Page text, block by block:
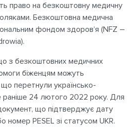
право на безкоштовну медичну
Безкоштовна медична
фондом здоровʼя (NFZ –
з безкоштовних медичних
біженцям можуть
перетнули українсько-
раніше 24 лютого 2022 року. Для
що підтверджує дату
номер PESEL зі статусом UKR.